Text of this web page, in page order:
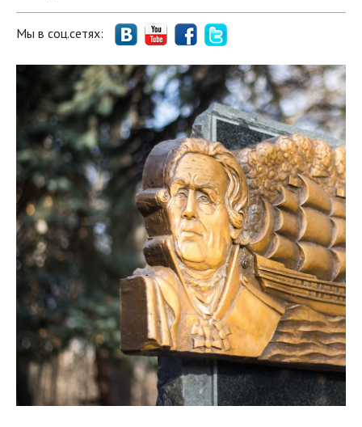
Мы в соц.сетях: